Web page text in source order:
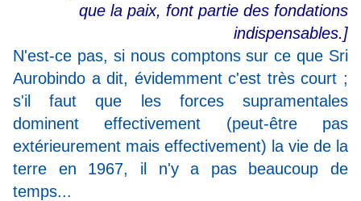
que la paix, font partie des fondations
indispensables.]
N'est-ce pas, si nous comptons sur ce que Sri
Aurobindo a dit, évidemment c'est très court ;
s'il faut que les forces supramentales
dominent effectivement (peut-être pas
extérieurement mais effectivement) la vie de la
terre en 1967, il n'y a pas beaucoup de
temps...